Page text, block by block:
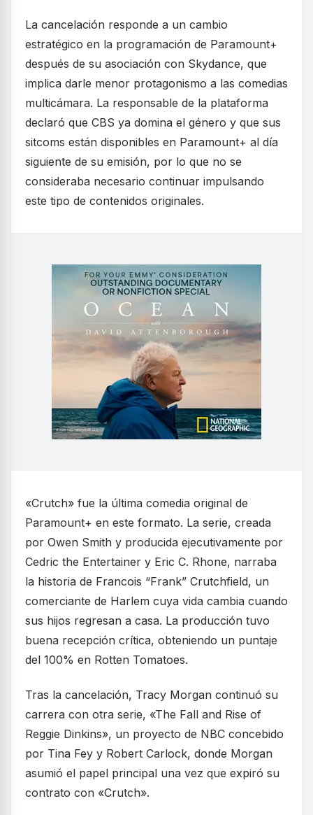
La cancelación responde a un cambio
estratégico en la programación de Paramount+
después de su asociación con Skydance, que
implica darle menor protagonismo a las comedias
multicámara. La responsable de la plataforma
declaró que CBS ya domina el género y que sus
sitcoms están disponibles en Paramount+ al día
siguiente de su emisión, por lo que no se
consideraba necesario continuar impulsando
este tipo de contenidos originales.
«Crutch» fue la última comedia original de
Paramount+ en este formato. La serie, creada
por Owen Smith y producida ejecutivamente por
Cedric the Entertainer y Eric C. Rhone, narraba
la historia de Francois “Frank” Crutchfield, un
comerciante de Harlem cuya vida cambia cuando
sus hijos regresan a casa. La producción tuvo
buena recepción crítica, obteniendo un puntaje
del 100% en Rotten Tomatoes.
Tras la cancelación, Tracy Morgan continuó su
carrera con otra serie, «The Fall and Rise of
Reggie Dinkins», un proyecto de NBC concebido
por Tina Fey y Robert Carlock, donde Morgan
asumió el papel principal una vez que expiró su
contrato con «Crutch».